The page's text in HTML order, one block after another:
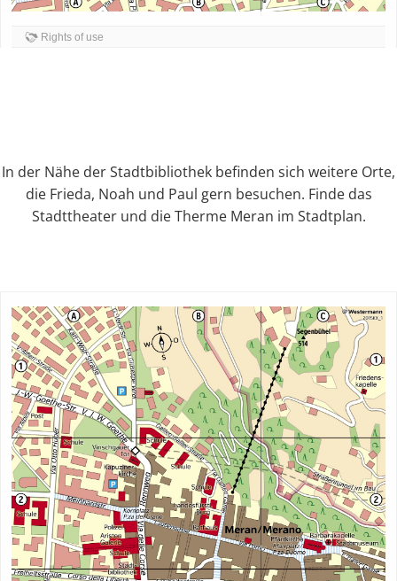
Rights of use
In der Nähe der Stadtbibliothek befinden sich weitere Orte,
die Frieda, Noah und Paul gern besuchen. Finde das
Stadttheater und die Therme Meran im Stadtplan.